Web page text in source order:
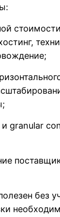
granular
без